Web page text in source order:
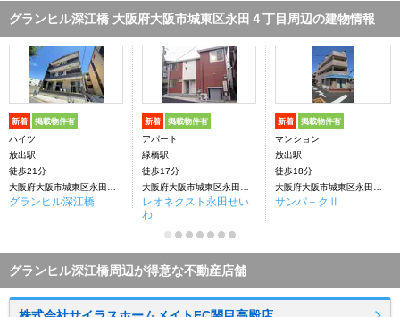
グランヒル深江橋 大阪府大阪市城東区永田４丁目周辺の建物情報
新着 掲載物件有
ハイツ
放出駅
徒歩21分
グランヒル深江橋
新着 掲載物件有
アパート
緑橋駅
徒歩17分
レオネクスト永田せい
わ
新着 掲載物件有
マンション
放出駅
徒歩18分
サンパ－クⅡ
グランヒル深江橋周辺が得意な不動産店舗